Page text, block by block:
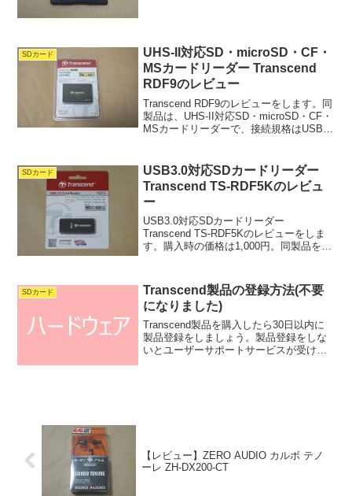
SDカード
UHS-II対応SD・microSD・CF・
MSカードリーダー Transcend
RDF9のレビュー
Transcend RDF9のレビューをします。同
製品は、UHS-II対応SD・microSD・CF・
MSカードリーダーで、接続規格はUSB
SDカード
USB3.0対応SDカードリーダー
Transcend TS-RDF5Kのレビュ
ー
USB3.0対応SDカードリーダー
Transcend TS-RDF5Kのレビューをしま
す。購入時の価格は1,000円。同製品を購
ら。（端子の接触が悪くなり、パソ...
SDカード
Transcend製品の登録方法(不要
になりました)
Transcend製品を購入したら30日以内に
製品登録をしましょう。製品登録をしな
いとユーザーサポートサービスが受けら
【レビュー】ZERO AUDIO カルボ テノ
ーレ ZH-DX200-CT